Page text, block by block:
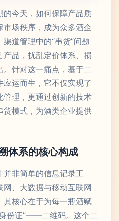
的今天，如何保障产品质
市场秩序，成为众多酒企
道管理中的“串货”问题
品，扰乱定价体系、损
针对这一痛点，基于二
运而生，它不仅实现了
管理，更通过创新的技术
货模式，为酒类企业提供
体系的核心构成
并非简单的信息记录工
网、大数据与移动互联网
其核心在于为每一瓶酒赋
份证”——二维码。这个二